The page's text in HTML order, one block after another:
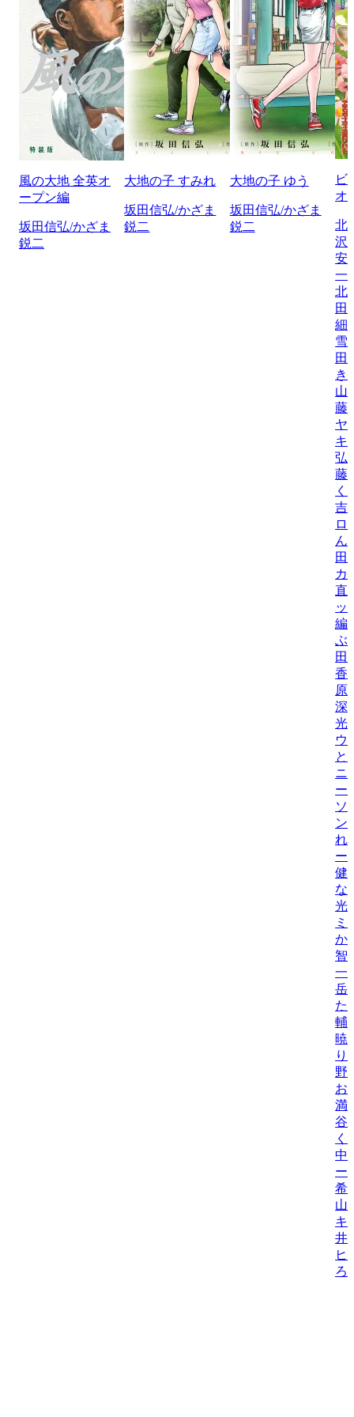
風の大地 全英オ
ープン編
坂田信弘/かざま
鋭二
大地の子 すみれ
坂田信弘/かざま
鋭二
大地の子 ゆう
坂田信弘/かざま
鋭二
ビ
オ
北
沢
安
一/
北
田
細
雪
田
き
山
藤
ヤ
キ
弘/
藤
く
吉
ロ
ん
田
カ
直
ッ
編
ぶ/
田
香
原
深
光/
ウ
と
ニ
ー
ソ
ン
れ
ー
健
な
光
ミ
か/
智
一
岳
た
輔/
暁
り
野
お
満/
谷
く
中
ー
希/
山
キ
井
ヒ
ろ